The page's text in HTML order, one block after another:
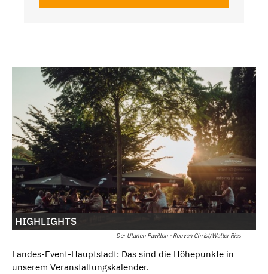
Der Ulanen Pavillon - Rouven Christ/Walter Ries
HIGHLIGHTS
Landes-Event-Hauptstadt: Das sind die Höhepunkte in
unserem Veranstaltungskalender.